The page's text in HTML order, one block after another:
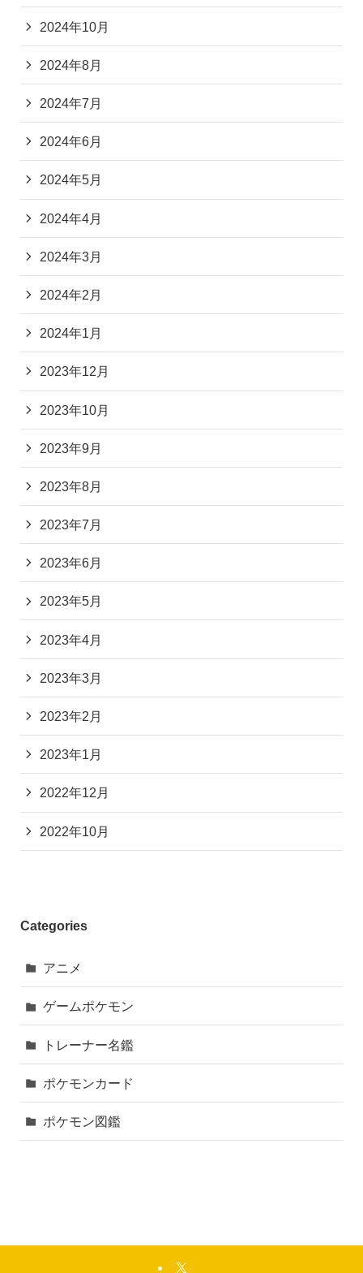
2024年10月
2024年8月
2024年7月
2024年6月
2024年5月
2024年4月
2024年3月
2024年2月
2024年1月
2023年12月
2023年10月
2023年9月
2023年8月
2023年7月
2023年6月
2023年5月
2023年4月
2023年3月
2023年2月
2023年1月
2022年12月
2022年10月
Categories
アニメ
ゲームポケモン
トレーナー名鑑
ポケモンカード
ポケモン図鑑